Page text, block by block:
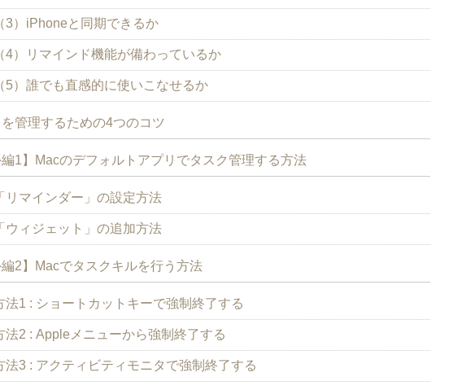
3）iPhoneと同期できるか
4）リマインド機能が備わっているか
5）誰でも直感的に使いこなせるか
管理するための4つのコツ
編1】Macのデフォルトアプリでタスク管理する方法
リマインダー」の設定方法
ウィジェット」の追加方法
編2】Macでタスクキルを行う方法
法1 : ショートカットキーで強制終了する
法2 : Appleメニューから強制終了する
法3 : アクティビティモニタで強制終了する